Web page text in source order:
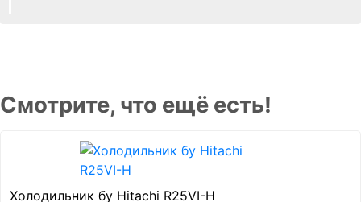
Смотрите, что ещё есть!
Холодильник бу Hitachi R25VI-H